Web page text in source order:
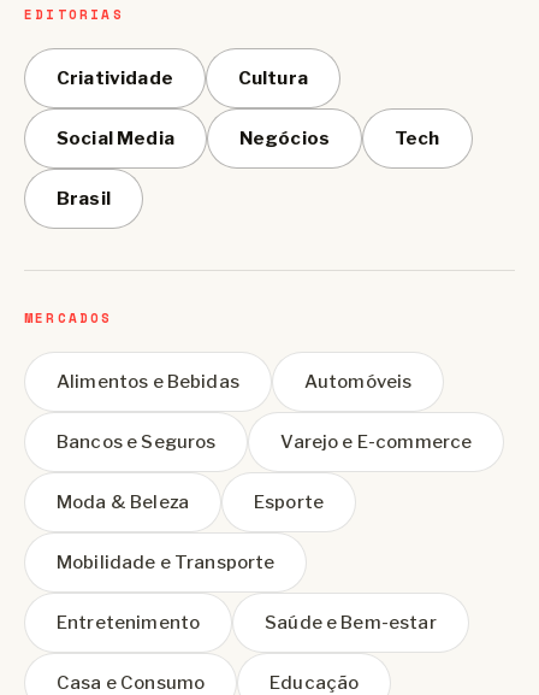
EDITORIAS
Criatividade Cultura
Social Media Negócios Tech
Brasil
MERCADOS
Alimentos e Bebidas Automóveis
Bancos e Seguros Varejo e E-commerce
Moda & Beleza Esporte
Mobilidade e Transporte
Entretenimento Saúde e Bem-estar
Casa e Consumo Educação